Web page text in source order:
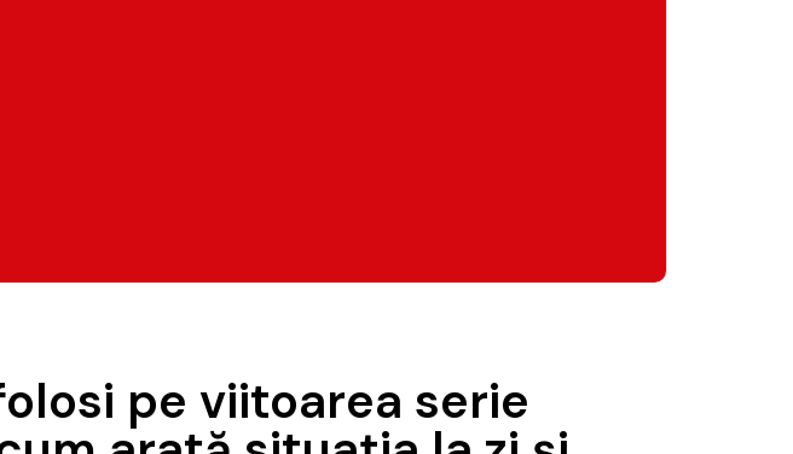
pe viitoarea serie